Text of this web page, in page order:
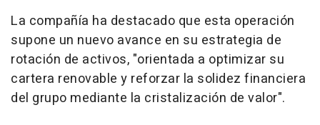
La compañía ha destacado que esta operación
supone un nuevo avance en su estrategia de
rotación de activos, "orientada a optimizar su
cartera renovable y reforzar la solidez financiera
del grupo mediante la cristalización de valor".